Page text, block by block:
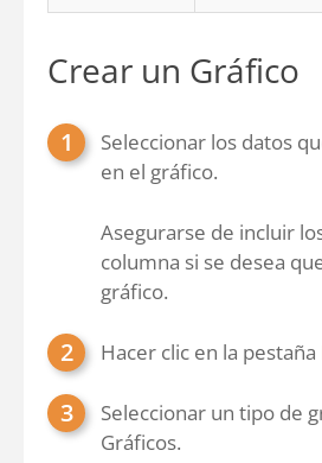
Crear un Gráfico
Seleccionar los datos
en el gráfico.
Asegurarse de incluir
columna si se desea
gráfico.
Hacer clic en la pestaña
Seleccionar un tipo de
Gráficos.